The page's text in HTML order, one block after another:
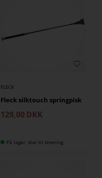
FLECK
Fleck silktouch springpisk
129,00 DKK
På lager, klar til levering